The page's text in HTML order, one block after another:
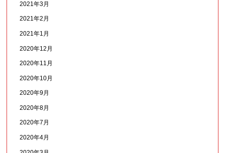
2021年3月
2021年2月
2021年1月
2020年12月
2020年11月
2020年10月
2020年9月
2020年8月
2020年7月
2020年4月